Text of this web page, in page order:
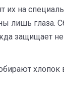
их на
лишь глаза.
защищает
хлопок